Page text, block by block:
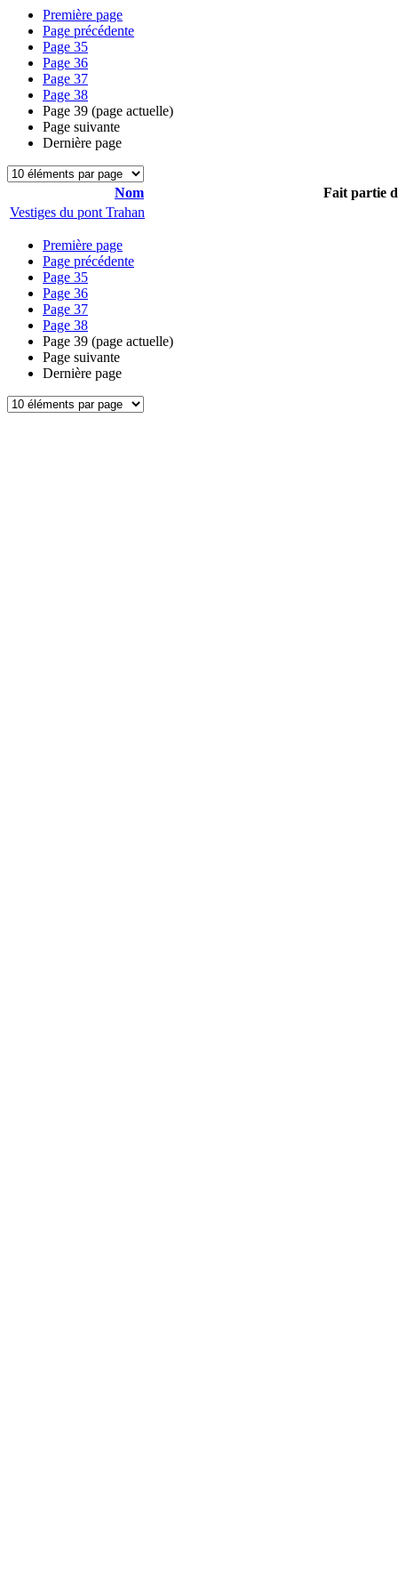
Première page
Page précédente
Page 35
Page 36
Page 37
Page 38
Page 39 (page actuelle)
Page suivante
Dernière page
Nom
Fait partie
Vestiges du pont Trahan
Première page
Page précédente
Page 35
Page 36
Page 37
Page 38
Page 39 (page actuelle)
Page suivante
Dernière page